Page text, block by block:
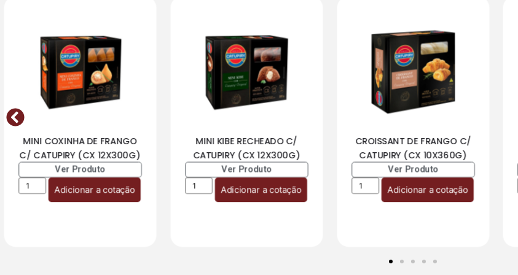
MINI COXINHA DE FRANGO
C/ CATUPIRY (CX 12X300G)
Ver Produto
Adicionar a cotação
MINI KIBE RECHEADO C/
CATUPIRY (CX 12X300G)
Ver Produto
Adicionar a cotação
CROISSANT DE FRANGO C/
CATUPIRY (CX 10X360G)
Ver Produto
Adicionar a cotação